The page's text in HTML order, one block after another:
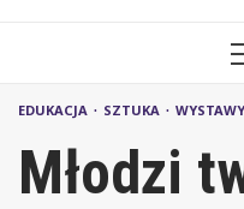
EDUKACJA SZTUKA WYSTAWY
Młodzi